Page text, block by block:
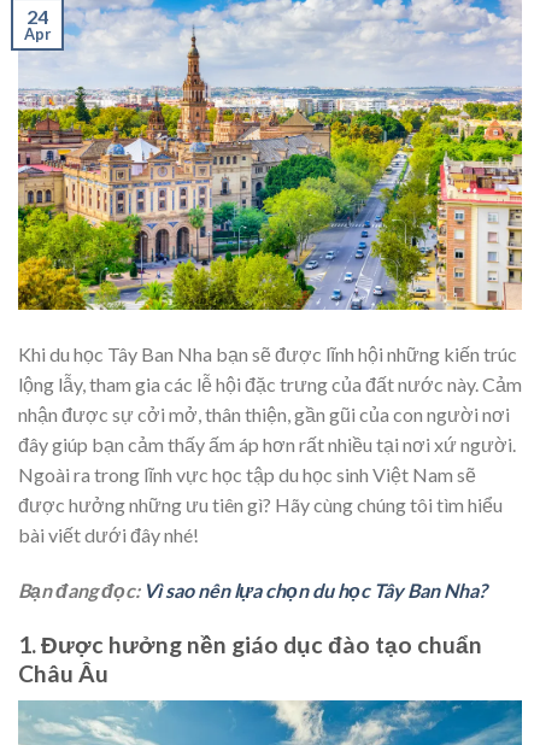
24
Apr
Khi du học Tây Ban Nha bạn sẽ được lĩnh hội những kiến trúc
lộng lẫy, tham gia các lễ hội đặc trưng của đất nước này. Cảm
nhận được sự cởi mở, thân thiện, gần gũi của con người nơi
đây giúp bạn cảm thấy ấm áp hơn rất nhiều tại nơi xứ người.
Ngoài ra trong lĩnh vực học tập du học sinh Việt Nam sẽ
được hưởng những ưu tiên gì? Hãy cùng chúng tôi tìm hiểu
bài viết dưới đây nhé!
Bạn đang đọc: Vì sao nên lựa chọn du học Tây Ban Nha?
1. Được hưởng nền giáo dục đào tạo chuẩn
Châu Âu